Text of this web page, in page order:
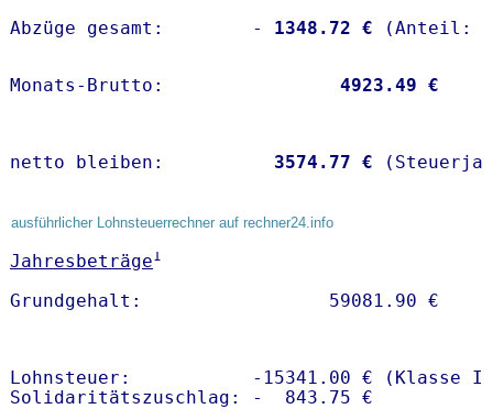
Abzüge gesamt:        -
1348.72 €
Monats-Brutto: 4923.49 €
netto bleiben: 3574.77 €
ausführlicher Lohnsteuerrechner auf rechner24.info
Jahresbeträge1
Lohnsteuer:           -15341.00 € (Klasse I)
Solidaritätszuschlag: -  843.75 €